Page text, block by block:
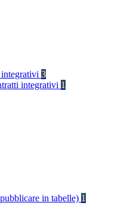
3
integrativi 1
in tabelle) 1